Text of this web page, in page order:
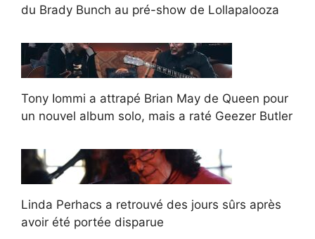
du Brady Bunch au pré-show de Lollapalooza
Tony Iommi a attrapé Brian May de Queen pour
un nouvel album solo, mais a raté Geezer Butler
Linda Perhacs a retrouvé des jours sûrs après
avoir été portée disparue